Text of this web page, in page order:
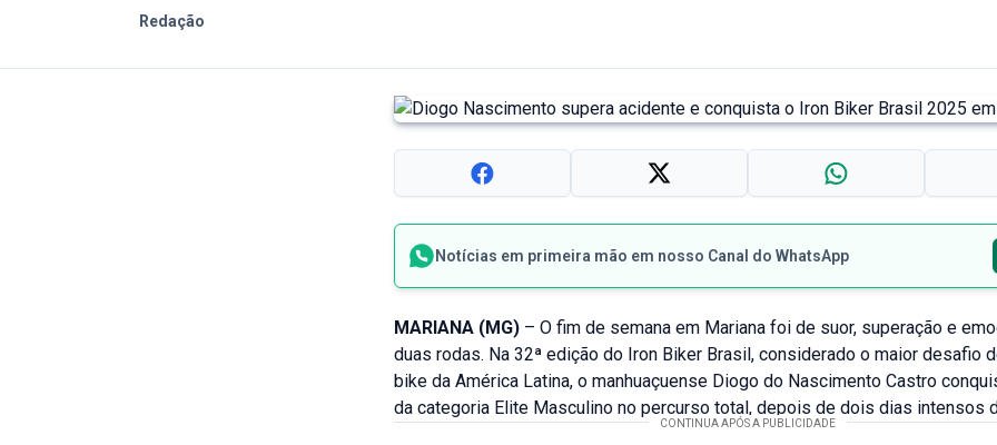
Redação
Notícias em primeira mão em nosso Canal do WhatsApp
MARIANA (MG)– O fim de semana em Mariana foi de suor, superação e
duas rodas. Na 32ª edição do Iron Biker Brasil, considerado o maior desafio
bike da América Latina, o manhuaçuense Diogo do Nascimento Castro
da categoria Elite Masculino no percurso total, depois de dois dias intensos